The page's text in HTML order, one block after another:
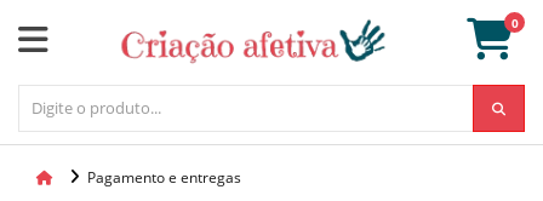
0
Pagamento e entregas